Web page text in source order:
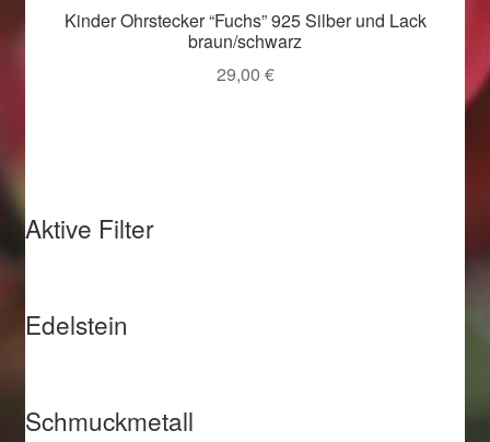
Weihnachtsangebote 2019
Widerrufsrecht
Kinder Ohrstecker “Fuchs” 925 Silber und Lack
braun/schwarz
29,00 €
Aktive Filter
Edelstein
Schmuckmetall